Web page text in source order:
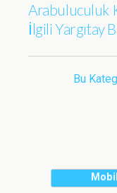
Arabuluculuk
İlgili Yargıtay
Bu
Mobil